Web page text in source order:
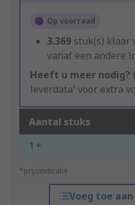
Op voorraad
3.369 stuk(s) klaar
vanaf een andere
Heeft u meer nodig?
leverdata' voor extra
Aantal stuks
1 +
*prijsindicatie
Voeg toe